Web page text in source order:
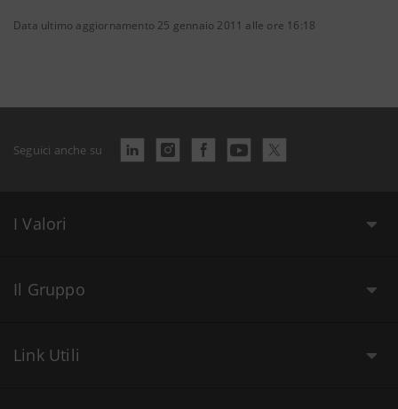
Data ultimo aggiornamento 25 gennaio 2011 alle ore 16:18
Seguici anche su
I Valori
Il Gruppo
Link Utili